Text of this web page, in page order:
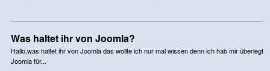
Was haltet ihr von Joomla?
Hallo,was haltet ihr von Joomla das wollte ich nur mal wissen denn ich hab mir überlegt
Joomla für...